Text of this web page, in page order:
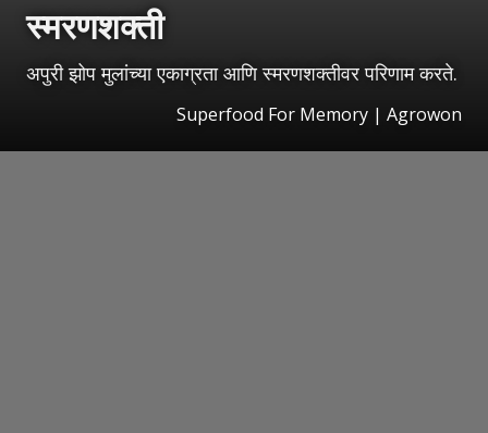
स्मरणशक्ती
अपुरी झोप मुलांच्या एकाग्रता आणि स्मरणशक्तीवर परिणाम करते.
Superfood For Memory | Agrowon